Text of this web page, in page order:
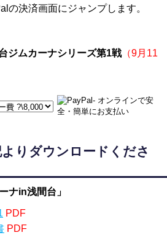
の決済画面にジャンプします。
ジムカーナシリーズ第1戦（9月11
りダウンロードくださ
ナin浅間台」
PDF
PDF